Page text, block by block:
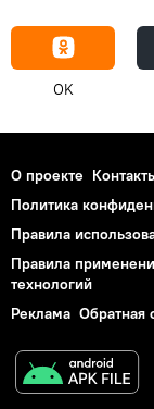
OK
О проекте
Политика
Правила
Правила
технологий
Реклама Обратная